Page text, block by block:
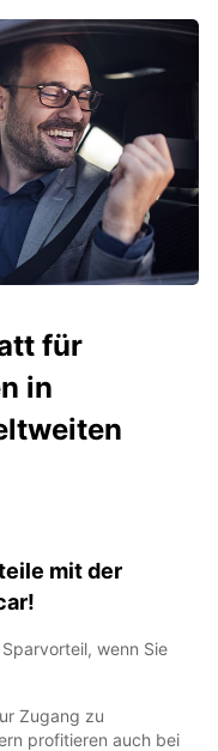
für
in
mit der
wenn Sie
Zugang zu
profitieren auch bei